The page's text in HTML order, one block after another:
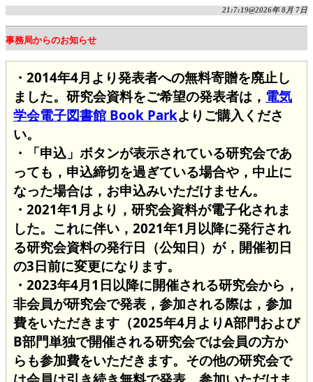
21:7:19@2026年 8月 7日
事務局からのお知らせ
・2014年4月より発表者への無料寄贈を廃止し
ました。研究会資料をご希望の発表者は， 電気
学会電子図書館 Book Parkよりご購入くださ
い。
・「申込」ボタンが表示されている研究会であ
っても，申込締切を過ぎている場合や，中止に
なった場合は，お申込みいただけません。
・2021年1月より，研究会資料が電子化されま
した。これに伴い，2021年1月以降に発行され
る研究会資料の発行日（公知日）が，開催初日
の3日前に変更になります。
・2023年4月1日以降に開催される研究会から，
非会員が研究会で発表，参加される際は，参加
費をいただきます（2025年4月よりA部門および
B部門単独で開催される研究会では会員の方か
らも参加費をいただきます。その他の研究会で